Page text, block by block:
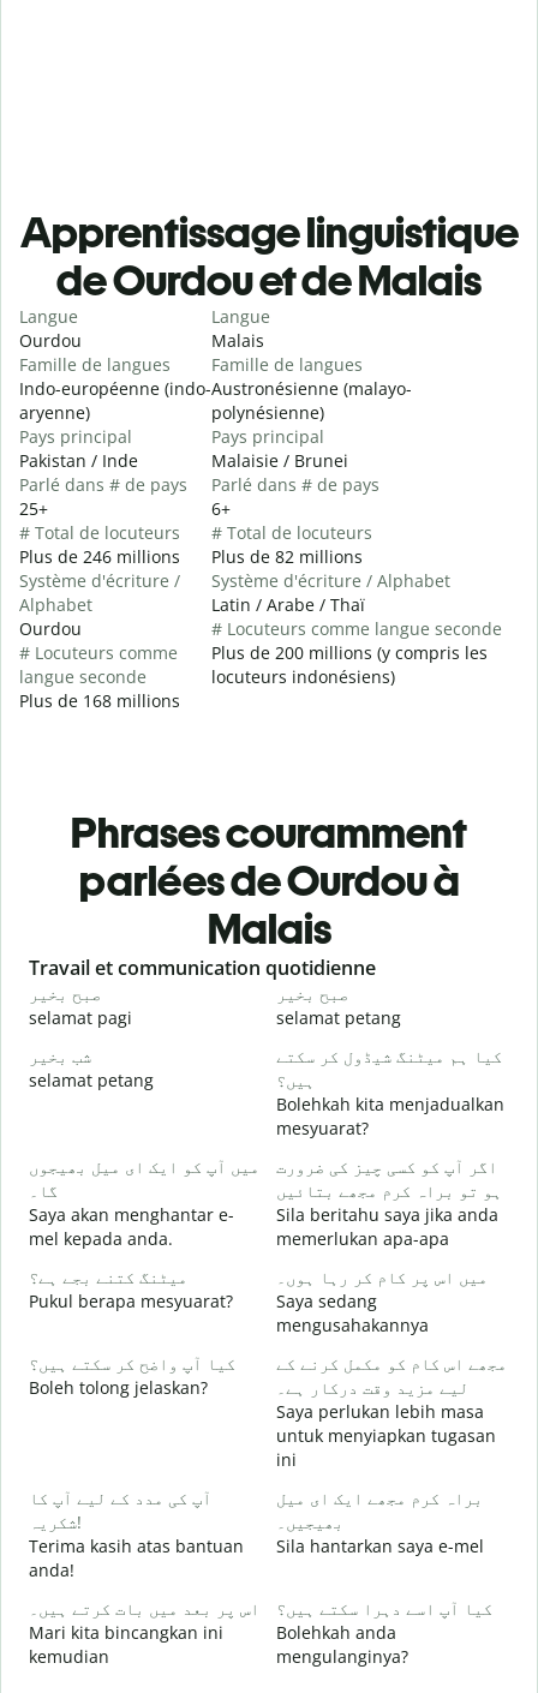
Apprentissage linguistique
de Ourdou et de Malais
Langue
Ourdou
Famille de langues
Indo-européenne (indo-
aryenne)
Pays principal
Pakistan / Inde
Parlé dans # de pays
25+
# Total de locuteurs
Plus de 246 millions
Système d'écriture /
Alphabet
Ourdou
# Locuteurs comme
langue seconde
Plus de 168 millions
Langue
Malais
Famille de langues
Austronésienne (malayo-
polynésienne)
Pays principal
Malaisie / Brunei
Parlé dans # de pays
6+
# Total de locuteurs
Plus de 82 millions
Système d'écriture / Alphabet
Latin / Arabe / Thaï
# Locuteurs comme langue seconde
Plus de 200 millions (y compris les
locuteurs indonésiens)
Phrases couramment
parlées de Ourdou à
Malais
Slide 1 of 6
Travail et communication quotidienne
صبح بخیر
selamat pagi
صبح بخیر
selamat petang
شب بخیر
selamat petang
کیا ہم میٹنگ شیڈول کر سکتے
ہیں؟
Bolehkah kita menjadualkan
mesyuarat?
میں آپ کو ایک ای میل بھیجوں
گا۔
Saya akan menghantar e-
mel kepada anda.
اگر آپ کو کسی چیز کی ضرورت
ہو تو براہ کرم مجھے بتائیں
Sila beritahu saya jika anda
memerlukan apa-apa
میٹنگ کتنے بجے ہے؟
Pukul berapa mesyuarat?
میں اس پر کام کر رہا ہوں۔
Saya sedang
mengusahakannya
کیا آپ واضح کر سکتے ہیں؟
Boleh tolong jelaskan?
مجھے اس کام کو مکمل کرنے کے
لیے مزید وقت درکار ہے۔
Saya perlukan lebih masa
untuk menyiapkan tugasan
ini
آپ کی مدد کے لیے آپ کا
شکریہ!
Terima kasih atas bantuan
anda!
براہ کرم مجھے ایک ای میل
بھیجیں۔
Sila hantarkan saya e-mel
اس پر بعد میں بات کرتے ہیں۔
Mari kita bincangkan ini
kemudian
کیا آپ اسے دہرا سکتے ہیں؟
Bolehkah anda
mengulanginya?